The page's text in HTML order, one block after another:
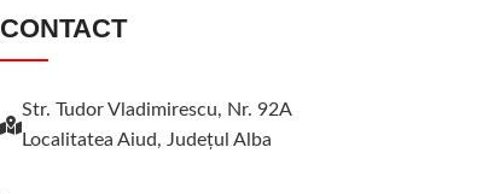
CONTACT
Str. Tudor Vladimirescu, Nr. 92A
Localitatea Aiud, Judeţul Alba